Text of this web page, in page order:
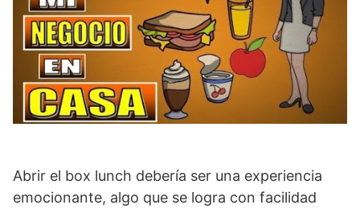
Abrir el box lunch debería ser una experiencia
emocionante, algo que se logra con facilidad